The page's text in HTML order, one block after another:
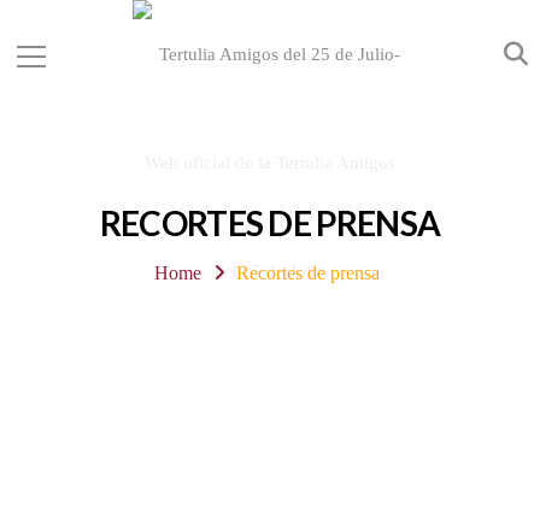
RECORTES DE PRENSA
Home Recortes de prensa